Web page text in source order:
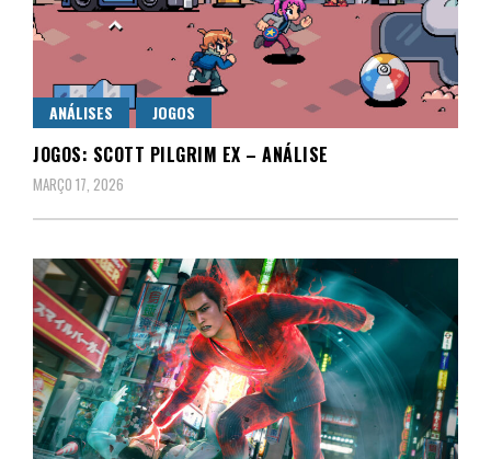
ANÁLISES JOGOS
JOGOS: SCOTT PILGRIM EX – ANÁLISE
MARÇO 17, 2026